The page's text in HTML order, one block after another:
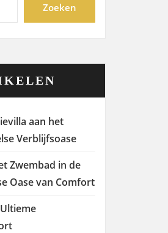
Zoeken
aan het
Verblijfsoase
Zwembad in de
Oase van Comfort